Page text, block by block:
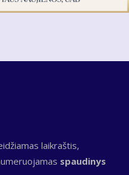
laikraštis,
spaudinys